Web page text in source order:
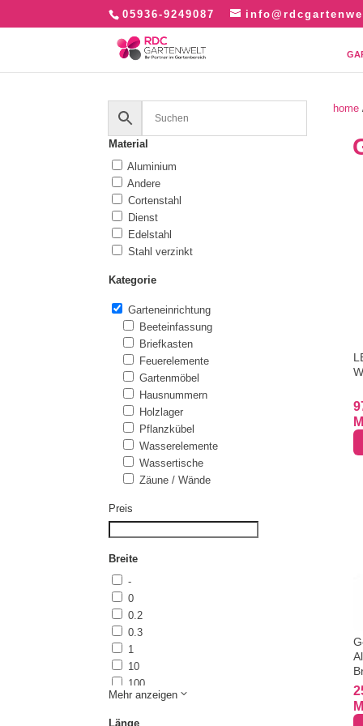
05936-9249087
Material
Aluminium
Andere
Cortenstahl
Dienst
Edelstahl
Stahl verzinkt
Kategorie
Garteneinrichtung
Beeteinfassung
Briefkasten
Feuerelemente
Gartenmöbel
Hausnummern
Holzlager
Pflanzkübel
Wasserelemente
Wassertische
Zäune / Wände
Preis
Breite
-
0
0.2
0.3
1
10
100
120
Mehr anzeigen
Länge
home